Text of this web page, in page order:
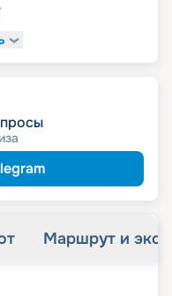
Маршрут и